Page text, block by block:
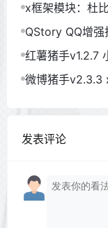
x框架模块：杜
QStory QQ增强
红薯猪手v1.2.7
微博猪手v2.3.3
发表评论